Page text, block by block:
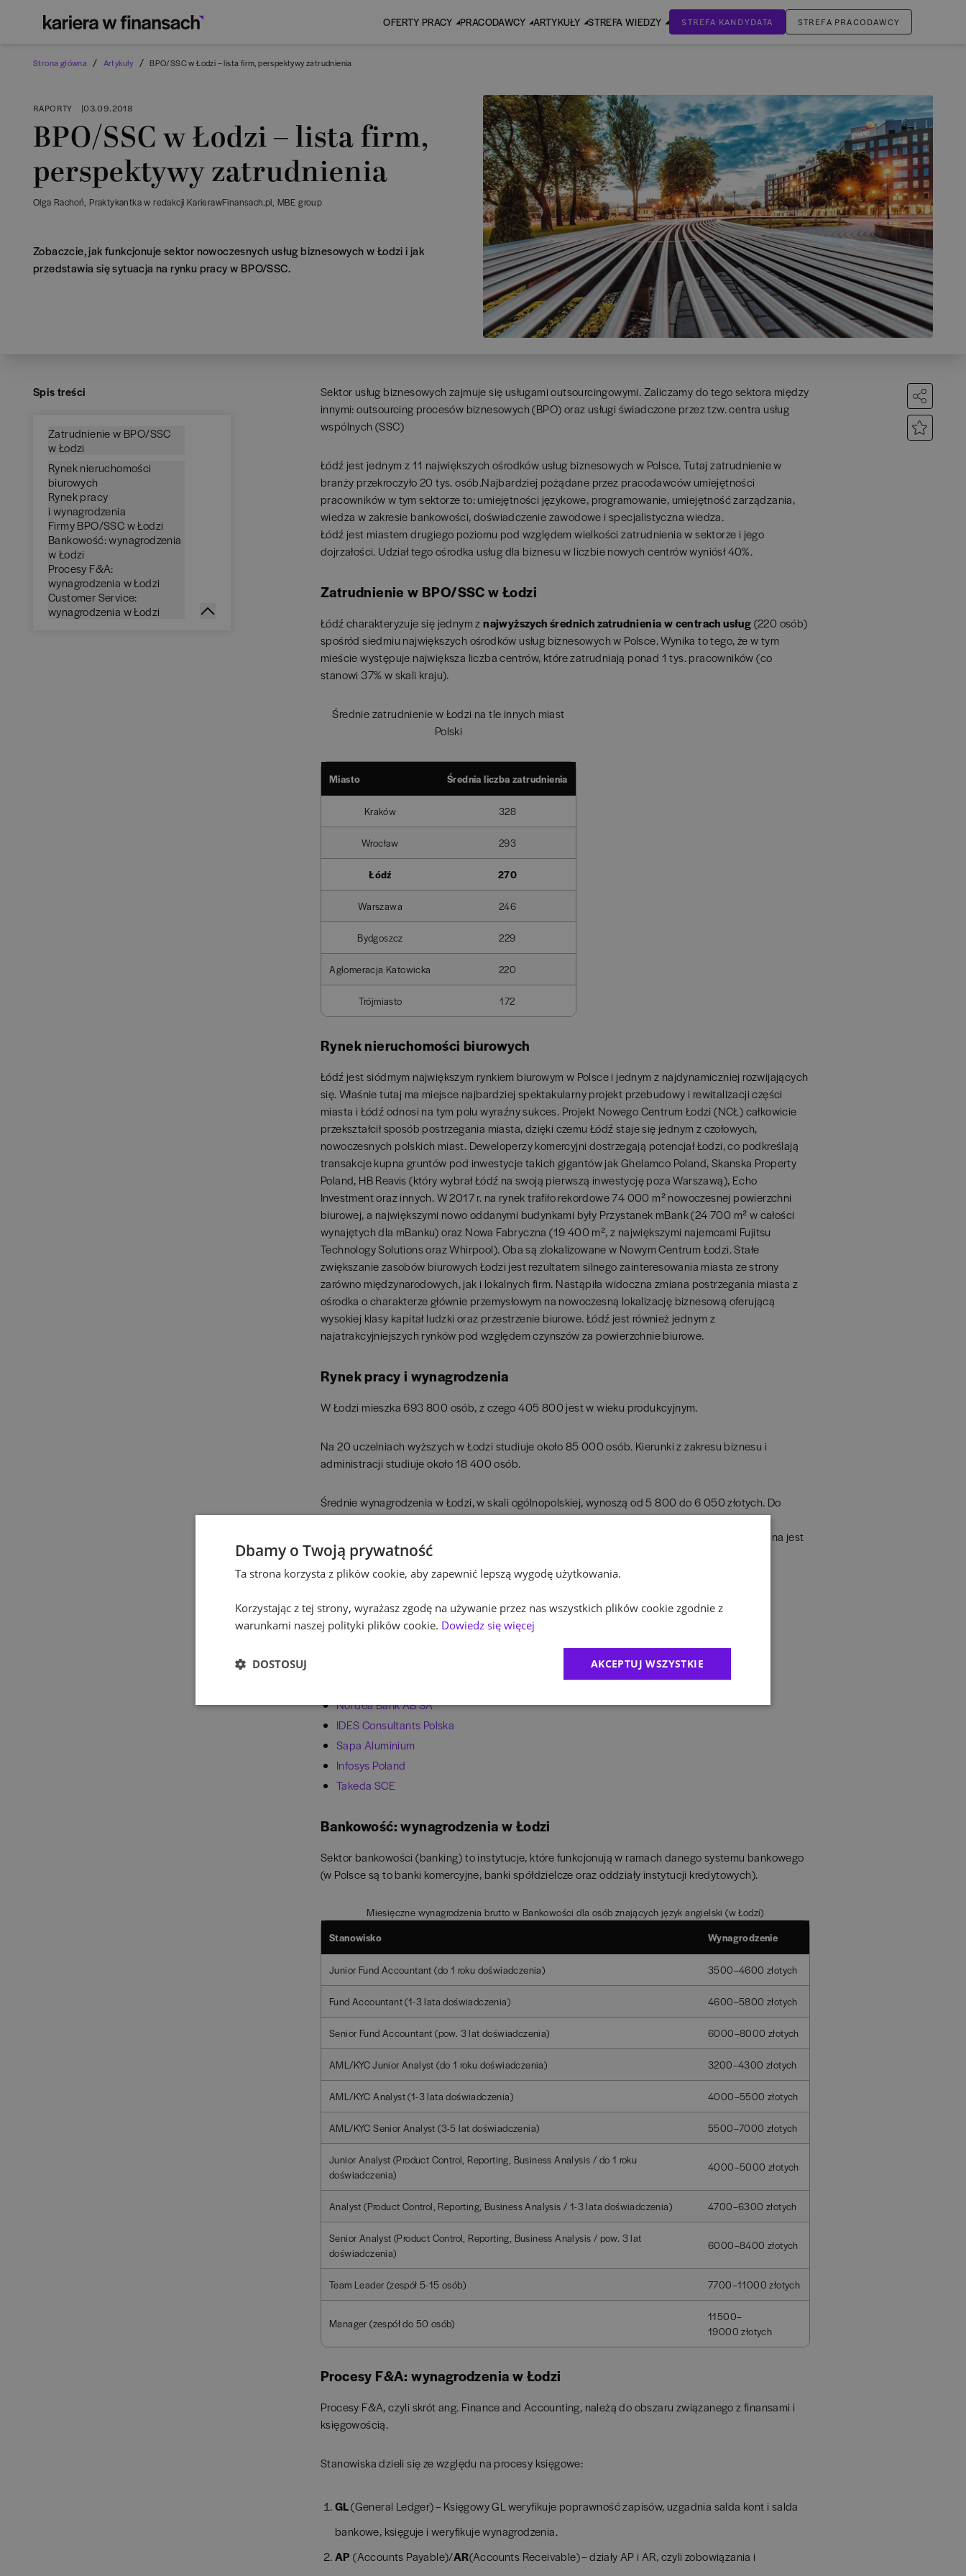
OFERTY PRACY PRACODAWCY ARTYKUŁY STREFA WIEDZY STREFA KANDYDATA
Nie masz jeszcze konta?
ZAREJESTRUJ SIĘ
STREFA PRACODAWCY
Strona główna / Artykuły / BPO/SSC w Łodzi – lista firm, perspektywy zatrudnienia
RAPORTY |03.09.2018
BPO/SSC w Łodzi – lista firm,
perspektywy zatrudnienia
Olga Rachoń, Praktykantka w redakcji KarierawFinansach.pl, MBE group
Zobaczcie, jak funkcjonuje sektor nowoczesnych usług biznesowych w Łodzi i jak
przedstawia się sytuacja na rynku pracy w BPO/SSC.
Spis treści
Zatrudnienie w BPO/SSC
w Łodzi
Rynek nieruchomości
biurowych
Rynek pracy
i wynagrodzenia
Firmy BPO/SSC w Łodzi
Bankowość: wynagrodzenia
w Łodzi
Procesy F&A:
wynagrodzenia w Łodzi
Customer Service:
wynagrodzenia w Łodzi
Sektor usług biznesowych zajmuje się usługami outsourcingowymi. Zaliczamy do tego sektora między
innymi: outsourcing procesów biznesowych (BPO) oraz usługi świadczone przez tzw. centra usług
wspólnych (SSC)
Łódź jest jednym z 11 największych ośrodków usług biznesowych w Polsce. Tutaj zatrudnienie w
branży przekroczyło 20 tys. osób.Najbardziej pożądane przez pracodawców umiejętności
pracowników w tym sektorze to: umiejętności językowe, programowanie, umiejętność zarządzania,
wiedza w zakresie bankowości, doświadczenie zawodowe i specjalistyczna wiedza.
Łódź jest miastem drugiego poziomu pod względem wielkości zatrudnienia w sektorze i jego
dojrzałości. Udział tego ośrodka usług dla biznesu w liczbie nowych centrów wyniósł 40%.
Zatrudnienie w BPO/SSC w Łodzi
Łódź charakteryzuje się jednym znajwyższych średnich zatrudnienia w centrach usług(220 osób)
spośród siedmiu największych ośrodków usług biznesowych w Polsce. Wynika to tego, że w tym
mieście występuje największa liczba centrów, które zatrudniają ponad 1 tys. pracowników (co
stanowi 37% w skali kraju).
Średnie zatrudnienie w Łodzi na tle innych miast
Polski
Miasto Średnia liczba zatrudnienia
Kraków 328
Wrocław 293
Łódź 270
Warszawa 246
Bydgoszcz 229
Aglomeracja Katowicka 220
Trójmiasto 172
Rynek nieruchomości biurowych
Łódź jest siódmym największym rynkiem biurowym w Polsce i jednym z najdynamiczniej rozwijających
się. Właśnie tutaj ma miejsce najbardziej spektakularny projekt przebudowy i rewitalizacji części
miasta i Łódź odnosi na tym polu wyraźny sukces. Projekt Nowego Centrum Łodzi (NCŁ) całkowicie
przekształcił sposób postrzegania miasta, dzięki czemu Łódź staje się jednym z czołowych,
nowoczesnych polskich miast. Deweloperzy komercyjni dostrzegają potencjał Łodzi, co podkreślają
transakcje kupna gruntów pod inwestycje takich gigantów jak Ghelamco Poland, Skanska Property
Poland, HB Reavis (który wybrał Łódź na swoją pierwszą inwestycję poza Warszawą), Echo
Investment oraz innych. W 2017 r. na rynek trafiło rekordowe 74 000 m² nowoczesnej powierzchni
biurowej, a największymi nowo oddanymi budynkami były Przystanek mBank (24 700 m² w całości
wynajętych dla mBanku) oraz Nowa Fabryczna (19 400 m², z największymi najemcami Fujitsu
Technology Solutions oraz Whirpool). Oba są zlokalizowane w Nowym Centrum Łodzi. Stałe
zwiększanie zasobów biurowych Łodzi jest rezultatem silnego zainteresowania miasta ze strony
zarówno międzynarodowych, jak i lokalnych firm. Nastąpiła widoczna zmiana postrzegania miasta z
ośrodka o charakterze głównie przemysłowym na nowoczesną lokalizację biznesową oferującą
wysokiej klasy kapitał ludzki oraz przestrzenie biurowe. Łódź jest również jednym z
najatrakcyjniejszych rynków pod względem czynszów za powierzchnie biurowe.
Rynek pracy i wynagrodzenia
W Łodzi mieszka 693 800 osób, z czego 405 800 jest w wieku produkcyjnym.
Na 20 uczelniach wyższych w Łodzi studiuje około 85 000 osób. Kierunki z zakresu biznesu i
administracji studiuje około 18 400 osób.
Średnie wynagrodzenia w Łodzi, w skali ogólnopolskiej, wynoszą od 5 800 do 6 050 złotych. Do
najczęściej oferowanych benefitów pozapłacowych należą: opieka medyczna i zdrowotna,
dofinansowanie do szkoleń, kursów, organizowanie tzw. stref relaksu w miejscu pracy. Oferowana jest
możliwość pracy zdalnej i elastyczny czas pracy.
W Łodzi działalność z sektora BPO/SSC prowadzą takie firmy jak:
Nordea Bank AB SA
IDES Consultants Polska
Sapa Aluminium
Infosys Poland
Takeda SCE
Bankowość: wynagrodzenia w Łodzi
Sektor bankowości (banking) to instytucje, które funkcjonują w ramach danego systemu bankowego
(w Polsce są to banki komercyjne, banki spółdzielcze oraz oddziały instytucji kredytowych).
Miesięczne wynagrodzenia brutto w Bankowości dla osób znających język angielski (w Łodzi)
Stanowisko
Wynagrodzenie
Junior Fund Accountant (do 1 roku doświadczenia) 3500–4600 złotych
Fund Accountant (1-3 lata doświadczenia) 4600–5800 złotych
Senior Fund Accountant (pow. 3 lat doświadczenia) 6000–8000 złotych
AML/KYC Junior Analyst (do 1 roku doświadczenia) 3200–4300 złotych
AML/KYC Analyst (1-3 lata doświadczenia) 4000–5500 złotych
AML/KYC Senior Analyst (3-5 lat doświadczenia) 5500–7000 złotych
Junior Analyst (Product Control, Reporting, Business Analysis / do 1 roku
doświadczenia)
4000–5000 złotych
Analyst (Product Control, Reporting, Business Analysis / 1-3 lata doświadczenia) 4700–6300 złotych
Senior Analyst (Product Control, Reporting, Business Analysis / pow. 3 lat
doświadczenia)
6000–8400 złotych
Team Leader (zespół 5-15 osób) 7700–11000 złotych
Manager (zespół do 50 osób)
11500–
19000 złotych
Procesy F&A: wynagrodzenia w Łodzi
Procesy F&A, czyli skrót ang. Finance and Accounting, należą do obszaru związanego z finansami i
księgowością.
Stanowiska dzieli się ze względu na procesy księgowe:
GL(General Ledger) – Księgowy GL weryfikuje poprawność zapisów, uzgadnia salda kont i salda
bankowe, księguje i weryfikuje wynagrodzenia.
AP (Accounts Payable)/AR(Accounts Receivable) – działy AP i AR, czyli zobowiązania i
Dbamy o Twoją prywatność
Ta strona korzysta z plików cookie, aby zapewnić lepszą wygodę użytkowania.
Korzystając z tej strony, wyrażasz zgodę na używanie przez nas wszystkich plików cookie zgodnie z
warunkami naszej polityki plików cookie. Dowiedz się więcej
AKCEPTUJ WSZYSTKIE
DOSTOSUJ